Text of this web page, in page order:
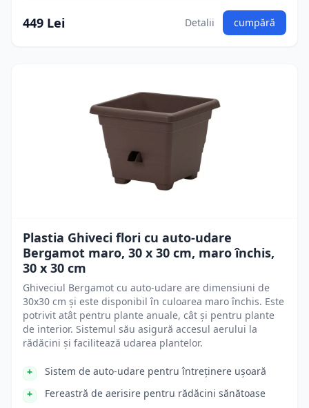
449 Lei Detalii cumpără
Plastia Ghiveci flori cu auto-udare
Bergamot maro, 30 x 30 cm, maro închis,
30 x 30 cm
Ghiveciul Bergamot cu auto-udare are dimensiuni de
30x30 cm și este disponibil în culoarea maro închis. Este
potrivit atât pentru plante anuale, cât și pentru plante
de interior. Sistemul său asigură accesul aerului la
rădăcini și facilitează udarea plantelor.
Sistem de auto-udare pentru întreținere ușoară
Fereastră de aerisire pentru rădăcini sănătoase